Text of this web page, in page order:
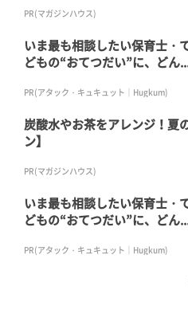
PR(マガジンハウス)
いま最も相談したい保育士・
どもの“おてつだい”に、どん
PR(アタック・キュキュット｜Hugkum)
炭酸水やお茶をアレンジ！夏
ン】
PR(マガジンハウス)
いま最も相談したい保育士・
どもの“おてつだい”に、どん
PR(アタック・キュキュット｜Hugkum)